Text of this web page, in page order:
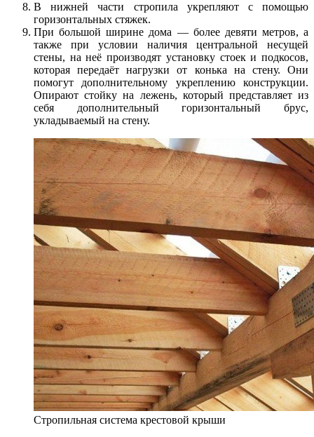
В нижней части стропила укрепляют с помощью
горизонтальных стяжек.
При большой ширине дома — более девяти метров, а
также при условии наличия центральной несущей
стены, на неё производят установку стоек и подкосов,
которая передаёт нагрузки от конька на стену. Они
помогут дополнительному укреплению конструкции.
Опирают стойку на лежень, который представляет из
себя дополнительный горизонтальный брус,
укладываемый на стену.
Стропильная система крестовой крыши